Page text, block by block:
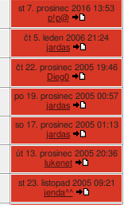
st 7. prosinec 2016 13:53
p!p@
čt 5. leden 2006 21:24
jardas
čt 22. prosinec 2005 19:46
Dieg0
po 19. prosinec 2005 00:57
jardas
so 17. prosinec 2005 01:13
jardas
út 13. prosinec 2005 20:36
lukenet
st 23. listopad 2005 09:21
jenda^^